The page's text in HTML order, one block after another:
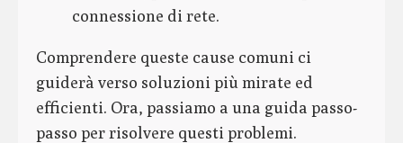
connessione di rete.
Comprendere queste cause comuni ci
guiderà verso soluzioni più mirate ed
efficienti. Ora, passiamo a una guida passo-
passo per risolvere questi problemi.